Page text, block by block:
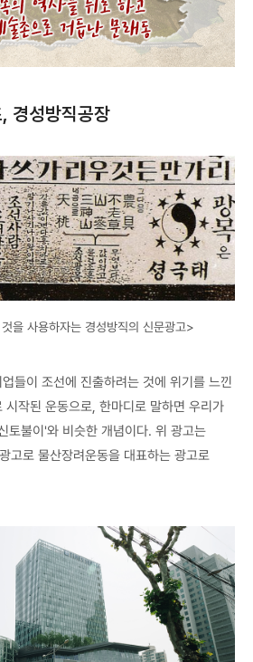
경성방직공장
을 사용하자는 경성방직의 신문광고>
들이 조선에 진출하려는 것에 위기를 느낀
시작된 운동으로, 한마디로 말하면 우리가
토불이'와 비슷한 개념이다. 위 광고는
고로 물산장려운동을 대표하는 광고로